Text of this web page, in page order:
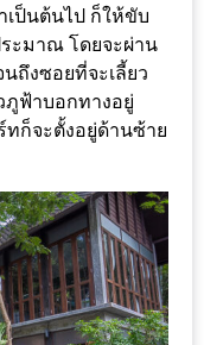
เป็นต้นไป ก็ให้ขับ
ะมาณ โดยจะผ่าน
ถึงซอยที่จะเลี้ยว
ภูฟ้าบอกทางอยู่
ทก็จะตั้งอยู่ด้านซ้าย